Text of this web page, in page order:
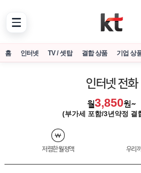
홈 인터넷 TV / 셋탑 결합 상품 기업 상
인터넷 전화
월3,850원~
(부가세 포함/3년약정 결
저렴한 월정액 우리